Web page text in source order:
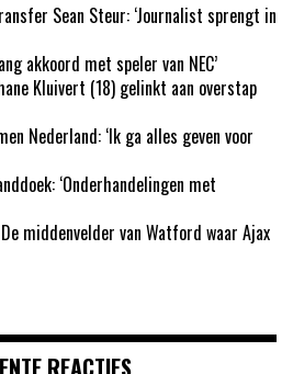
Sean Steur: ‘Journalist sprengt in
akkoord met speler van NEC’
Kluivert (18) gelinkt aan overstap
Nederland: ‘Ik ga alles geven voor
‘Onderhandelingen met
middenvelder van Watford waar Ajax
REACTIES